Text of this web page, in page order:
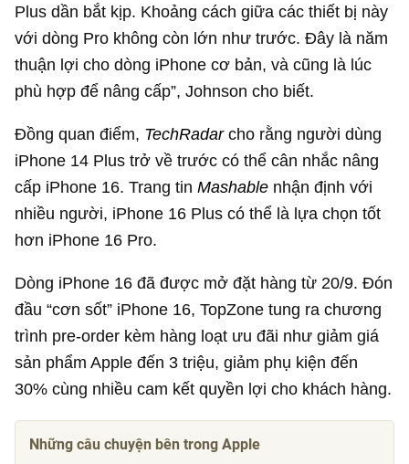
Plus dần bắt kịp. Khoảng cách giữa các thiết bị này
với dòng Pro không còn lớn như trước. Đây là năm
thuận lợi cho dòng iPhone cơ bản, và cũng là lúc
phù hợp để nâng cấp”, Johnson cho biết.
Đồng quan điểm, TechRadarcho rằng người dùng
iPhone 14 Plus trở về trước có thể cân nhắc nâng
cấp iPhone 16. Trang tinMashable nhận định với
nhiều người, iPhone 16 Plus có thể là lựa chọn tốt
hơn iPhone 16 Pro.
Dòng iPhone 16 đã được mở đặt hàng từ 20/9. Đón
đầu “cơn sốt” iPhone 16, TopZone tung ra chương
trình pre-order kèm hàng loạt ưu đãi như giảm giá
sản phẩm Apple đến 3 triệu, giảm phụ kiện đến
30% cùng nhiều cam kết quyền lợi cho khách hàng.
Những câu chuyện bên trong Apple